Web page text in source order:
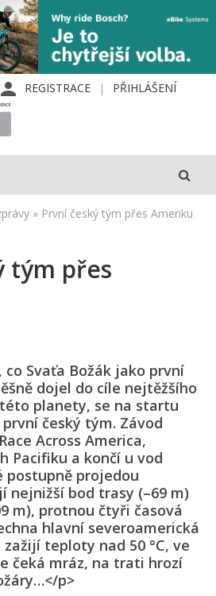
REGISTRACE PŘIHLÁŠENÍ
» První český tým přes Ameriku
tým přes
co Svaťa Božák jako první
dojel do cíle nejtěžšího
planety, se na startu
český tým. Závod
Across America,
Pacifiku a končí u vod
projedou
nejnižší bod trasy (–69 m)
m), protnou čtyři časová
hlavní severoamerická
teploty nad 50 °C, ve
čeká mráz, na trati hrozí
p>